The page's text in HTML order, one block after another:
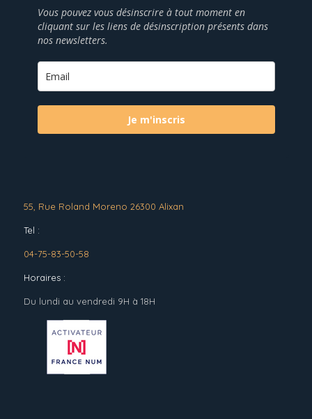
Vous pouvez vous désinscrire à tout moment en
cliquant sur les liens de désinscription présents dans
nos newsletters.
Je m'inscris
55, Rue Roland Moreno 26300 Alixan
Tel :
04-75-83-50-58
Horaires :
Du lundi au vendredi 9H à 18H